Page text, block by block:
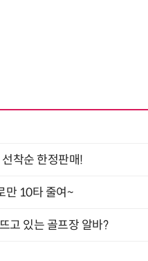
착순 한정판매!
10타 줄여~
고 있는 골프장 알바?